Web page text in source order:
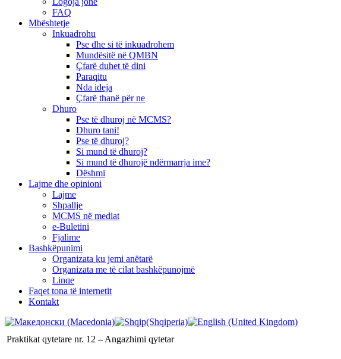
FAQ
Mbështetje
Inkuadrohu
Pse dhe si të inkuadrohem
Mundësitë në QMBN
Çfarë duhet të dini
Paraqitu
Nda ideja
Çfarë thanë për ne
Dhuro
Pse të dhuroj në MCMS?
Dhuro tani!
Pse të dhuroj?
Si mund të dhuroj?
Si mund të dhurojë ndërmarrja ime?
Dëshmi
Lajme dhe opinioni
Lajme
Shpallje
MCMS në mediat
e-Buletini
Fjalime
Bashkëpunimi
Organizata ku jemi anëtarë
Organizata me të cilat bashkëpunojmë
Linqe
Faqet tona të internetit
Kontakt
Praktikat qytetare nr. 12 – Angazhimi qytetar